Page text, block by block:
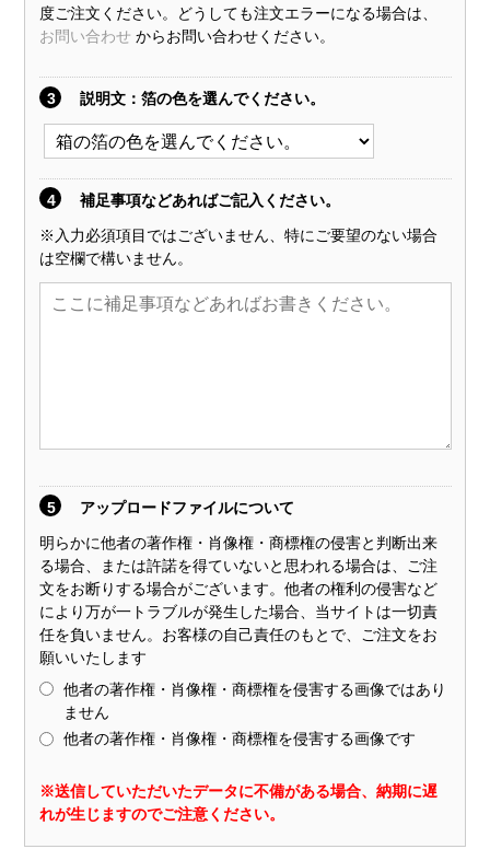
度ご注文ください。どうしても注文エラーになる場合は、
お問い合わせ からお問い合わせください。
3 説明文 ：箔の色を選んでください。
4 補足事項などあればご記入ください。
※入力必須項目ではございません、特にご要望のない場合
は空欄で構いません。
5 アップロードファイルについて
明らかに他者の著作権・肖像権・商標権の侵害と判断出来
る場合、または許諾を得ていないと思われる場合は、ご注
文をお断りする場合がございます。他者の権利の侵害など
により万が一トラブルが発生した場合、当サイトは一切責
任を負いません。お客様の自己責任のもとで、ご注文をお
願いいたします
他者の著作権・肖像権・商標権を侵害する画像ではあり
ません
他者の著作権・肖像権・商標権を侵害する画像です
※送信していただいたデータに不備がある場合、納期に遅
れが生じますのでご注意ください。